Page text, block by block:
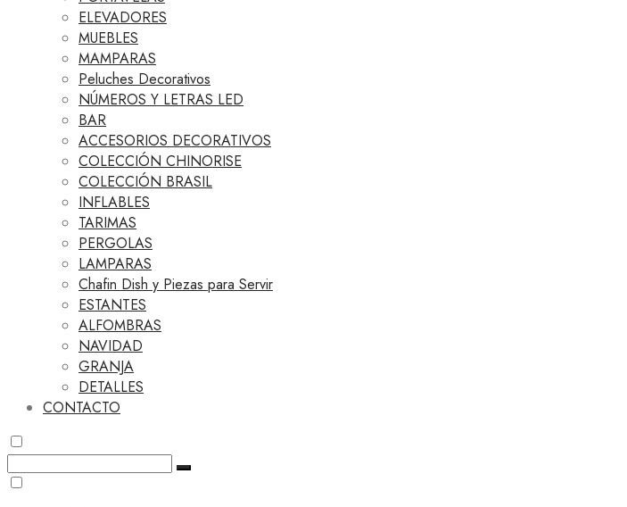
ELEVADORES
MUEBLES
MAMPARAS
Peluches Decorativos
NÚMEROS Y LETRAS LED
BAR
ACCESORIOS DECORATIVOS
COLECCIÓN CHINORISE
COLECCIÓN BRASIL
INFLABLES
TARIMAS
PERGOLAS
LAMPARAS
Chafin Dish y Piezas para Servir
ESTANTES
ALFOMBRAS
NAVIDAD
GRANJA
DETALLES
CONTACTO